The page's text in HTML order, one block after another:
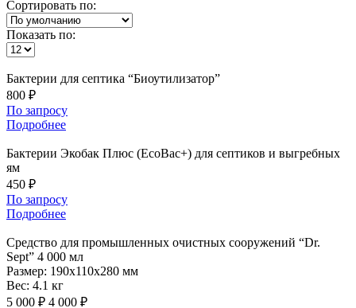
Сортировать по:
Показать по:
Бактерии для септика “Биоутилизатор”
800 ₽
По запросу
Подробнее
Бактерии Экобак Плюс (EcoBac+) для септиков и выгребных
ям
450 ₽
По запросу
Подробнее
Средство для промышленных очистных сооружений “Dr.
Sept” 4 000 мл
Размер: 190x110x280 мм
Вес: 4.1 кг
5 000 ₽ 4 000 ₽